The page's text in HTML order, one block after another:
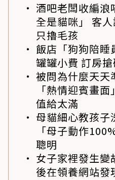
酒吧老闆收編浪
全是貓咪」 客
只擼毛孩
飯店「狗狗陪睡
罐罐小費 訂房
被問為什麼天天
「熱情迎賓畫
值給太滿
母貓細心教孩子
「母子動作
聰明
女子家裡發生變
後在領養網站發